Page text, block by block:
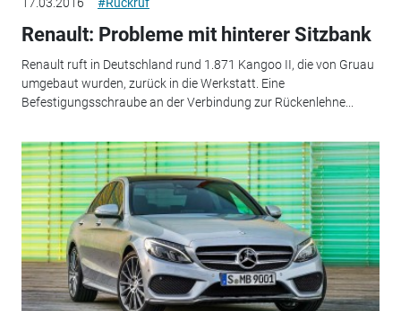
Renault: Probleme mit hinterer Sitzbank
Renault ruft in Deutschland rund 1.871 Kangoo II, die von Gruau
umgebaut wurden, zurück in die Werkstatt. Eine
Befestigungsschraube an der Verbindung zur Rückenlehne...